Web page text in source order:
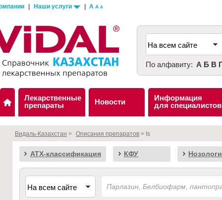
Наши услуги A A A
По алфавиту: А Б В
Лекарственные
препараты
Новости
Информация
для специалистов
Видаль-Казахстан > Описания препаратов > Is
АТХ-классификация КФУ